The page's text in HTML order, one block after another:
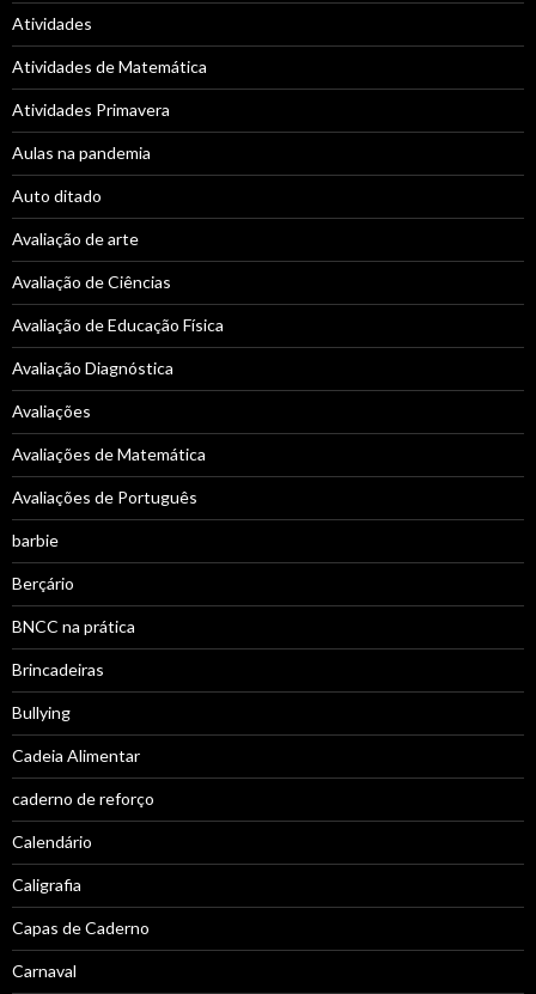
Atividades
Atividades de Matemática
Atividades Primavera
Aulas na pandemia
Auto ditado
Avaliação de arte
Avaliação de Ciências
Avaliação de Educação Física
Avaliação Diagnóstica
Avaliações
Avaliações de Matemática
Avaliações de Português
barbie
Berçário
BNCC na prática
Brincadeiras
Bullying
Cadeia Alimentar
caderno de reforço
Calendário
Caligrafia
Capas de Caderno
Carnaval